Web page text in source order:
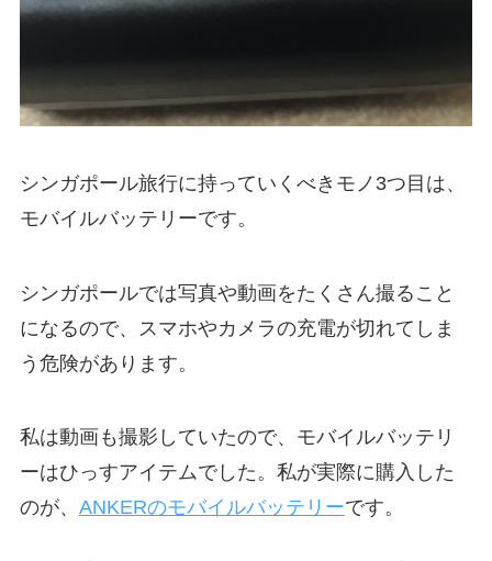
シンガポール旅行に持っていくべきモノ3つ目は、
モバイルバッテリーです。
シンガポールでは写真や動画をたくさん撮ること
になるので、スマホやカメラの充電が切れてしま
う危険があります。
私は動画も撮影していたので、モバイルバッテリ
ーはひっすアイテムでした。私が実際に購入した
のが、 ANKERのモバイルバッテリーです。